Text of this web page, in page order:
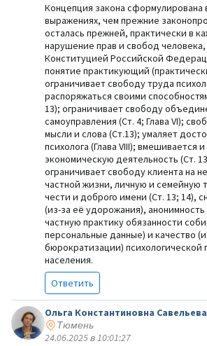
Концепция закона сформулирована
выражениях, чем прежние
осталась прежней, практически в
нарушение прав и свобод человека,
Конституцией Российской
понятие практикующий
ограничивает свободу труда
распоряжаться своими
13); ограничивает свободу
самоуправления (Ст. 4; Глава VI);
мысли и слова (Ст.13); умаляет
психолога (Глава VIII); вмешивается
экономическую деятельность (Ст.
ограничивает свободу клиента на
частной жизни, личную и семейную
чести и доброго имени (Ст. 13; 14),
(из-за её удорожания), анонимность
частную практику обязанности
персональные данные) и качество
бюрократизации) психологической
населения.
Ответить
Ольга Константиновна Савельева
Тюмень
24.06.2025 в 10:01:27